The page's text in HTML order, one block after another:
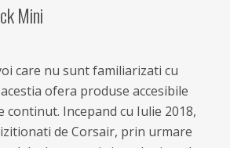
Mini
care nu sunt familiarizati cu
ofera produse accesibile
Incepand cu Iulie 2018,
de Corsair, prin urmare